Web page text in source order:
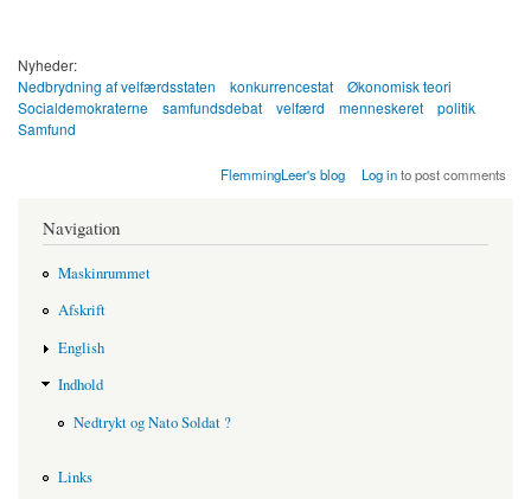
Nyheder:
Nedbrydning af velfærdsstaten
konkurrencestat
Økonomisk teori
Socialdemokraterne
samfundsdebat velfærd menneskeret
politik
Samfund
FlemmingLeer's blog Log into post comments
Navigation
Maskinrummet
Afskrift
English
Indhold
Nedtrykt og Nato Soldat ?
Links